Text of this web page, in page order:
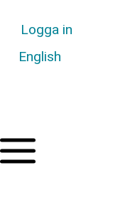
Logga in
English